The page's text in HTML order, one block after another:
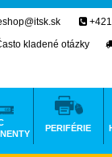
kladené otázky
PERIFÉRIE